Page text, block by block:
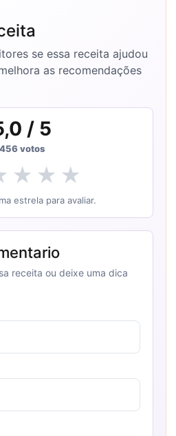
se essa receita ajudou
as recomendações
/ 5
456 votos
★ ★ ★
estrela para avaliar.
receita ou deixe uma dica